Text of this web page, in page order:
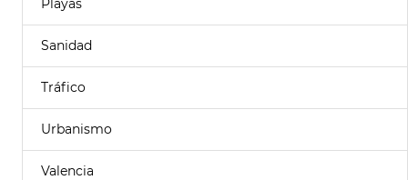
Sanidad
Tráfico
Urbanismo
Valencia